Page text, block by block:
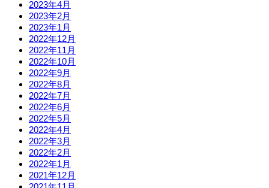
2023年4月
2023年2月
2023年1月
2022年12月
2022年11月
2022年10月
2022年9月
2022年8月
2022年7月
2022年6月
2022年5月
2022年4月
2022年3月
2022年2月
2022年1月
2021年12月